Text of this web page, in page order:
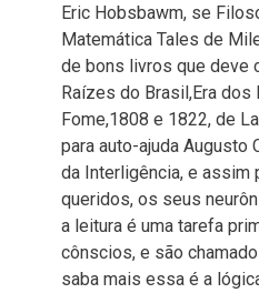
Eric Hobsbawm, se
Matemática Tales de
de bons livros que deve
Raízes do Brasil,Era dos
Fome,1808 e 1822, de
para auto-ajuda Augusto
da Interligência, e assim
queridos, os seus
a leitura é uma tarefa
cônscios, e são
saba mais essa é a